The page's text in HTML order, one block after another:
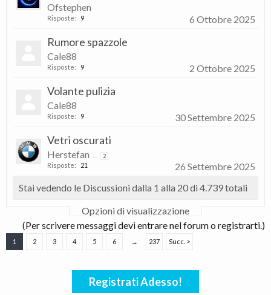
Ofstephen
Risposte: 9 6 Ottobre 2025
Rumore spazzole
Cale88
Risposte: 9 2 Ottobre 2025
Volante pulizia
Cale88
Risposte: 9 30 Settembre 2025
Vetri oscurati
Herstefan 2
Risposte: 21
26 Settembre 2025
Stai vedendo le Discussioni dalla 1 alla 20 di 4.739 totali
Opzioni di visualizzazione
(Per scrivere messaggi devi entrare nel forum o registrarti.)
1 2 3 4 5 6 → 237 Succ. >
Registrati Adesso!